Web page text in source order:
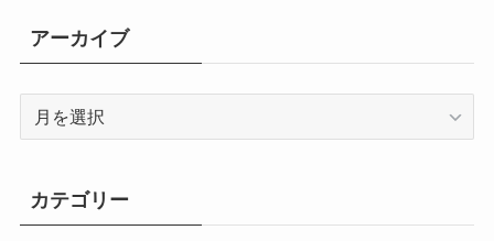
アーカイブ
ブ
カテゴリー